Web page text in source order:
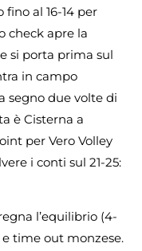
al 16-14 per
check apre la
si porta prima sul
in campo
segno due volte di
è Cisterna a
per Vero Volley
i conti sul 21-25:
l’equilibrio (4-
time out monzese.